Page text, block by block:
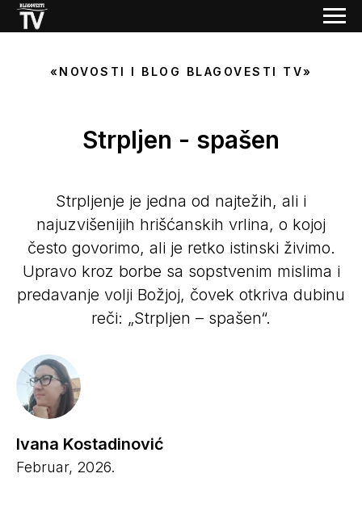
«NOVOSTI I BLOG BLAGOVESTI TV»
Strpljen - spašen
Strpljenje je jedna od najtežih, ali i
najuzvišenijih hrišćanskih vrlina, o kojoj
često govorimo, ali je retko istinski živimo.
Upravo kroz borbe sa sopstvenim mislima i
predavanje volji Božjoj, čovek otkriva dubinu
reči: „Strpljen – spašen“.
Ivana Kostadinović
Februar, 2026.